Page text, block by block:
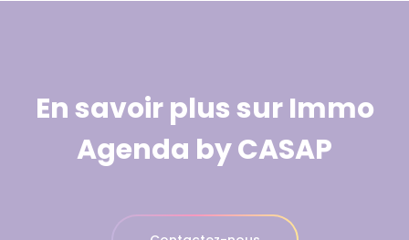
En savoir plus sur Immo
Agenda by CASAP